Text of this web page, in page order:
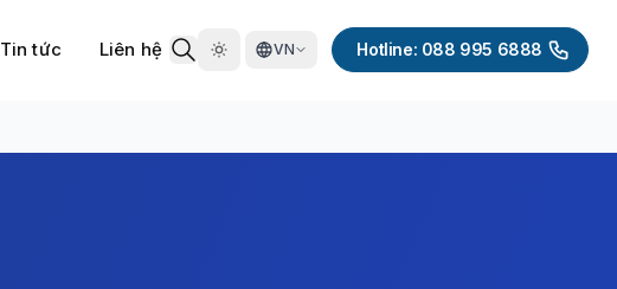
Tin tức Liên hệ VN Hotline: 088 995 6888